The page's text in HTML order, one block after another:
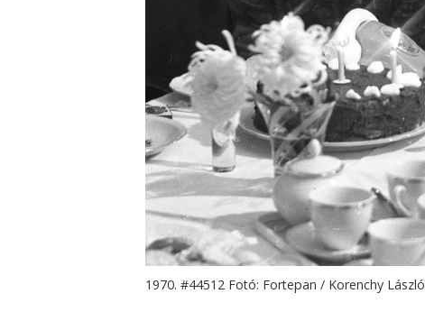
1970. #44512 Fotó: Fortepan / Korenchy László